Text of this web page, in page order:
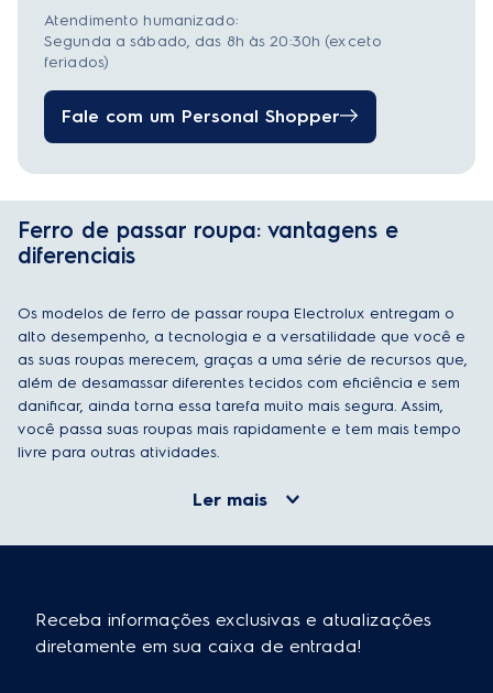
Atendimento humanizado:
Segunda a sábado, das 8h às 20:30h (exceto
feriados)
Fale com um Personal Shopper
Ferro de passar roupa: vantagens e
diferenciais
Os modelos de ferro de passar roupa Electrolux entregam o
alto desempenho, a tecnologia e a versatilidade que você e
as suas roupas merecem, graças a uma série de recursos que,
além de desamassar diferentes tecidos com eficiência e sem
danificar, ainda torna essa tarefa muito mais segura. Assim,
você passa suas roupas mais rapidamente e tem mais tempo
livre para outras atividades.
Ler mais
Receba informações exclusivas e atualizações
diretamente em sua caixa de entrada!